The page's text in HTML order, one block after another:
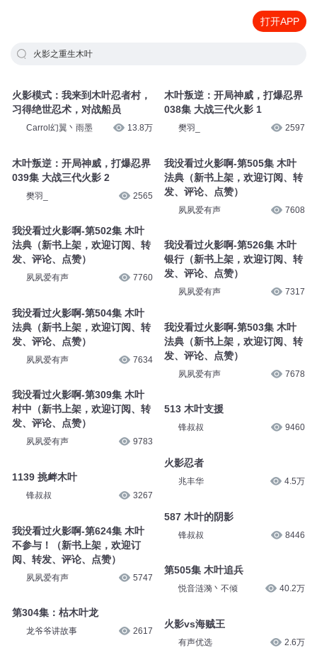
打开APP
火影之重生木叶
火影模式：我来到木叶忍者村，
习得绝世忍术，对战船员
Carrol幻翼丶雨墨 13.8万
木叶叛逆：开局神威，打爆忍界
039集 大战三代火影 2
樊羽_ 2565
我没看过火影啊-第502集 木叶
法典（新书上架，欢迎订阅、转
发、评论、点赞）
夙夙爱有声 7760
我没看过火影啊-第504集 木叶
法典（新书上架，欢迎订阅、转
发、评论、点赞）
夙夙爱有声 7634
我没看过火影啊-第309集 木叶
村中（新书上架，欢迎订阅、转
发、评论、点赞）
夙夙爱有声 9783
1139 挑衅木叶
锋叔叔 3267
我没看过火影啊-第624集 木叶
不参与！（新书上架，欢迎订
阅、转发、评论、点赞）
夙夙爱有声 5747
第304集：枯木叶龙
龙爷爷讲故事 2617
木叶叛逆：开局神威，打爆忍界
038集 大战三代火影 1
樊羽_ 2597
我没看过火影啊-第505集 木叶
法典（新书上架，欢迎订阅、转
发、评论、点赞）
夙夙爱有声 7608
我没看过火影啊-第526集 木叶
银行（新书上架，欢迎订阅、转
发、评论、点赞）
夙夙爱有声 7317
我没看过火影啊-第503集 木叶
法典（新书上架，欢迎订阅、转
发、评论、点赞）
夙夙爱有声 7678
513 木叶支援
锋叔叔 9460
火影忍者
兆丰华 4.5万
587 木叶的阴影
锋叔叔 8446
第505集 木叶追兵
悦音涟漪丶不倾 40.2万
火影vs海贼王
有声优选 2.6万